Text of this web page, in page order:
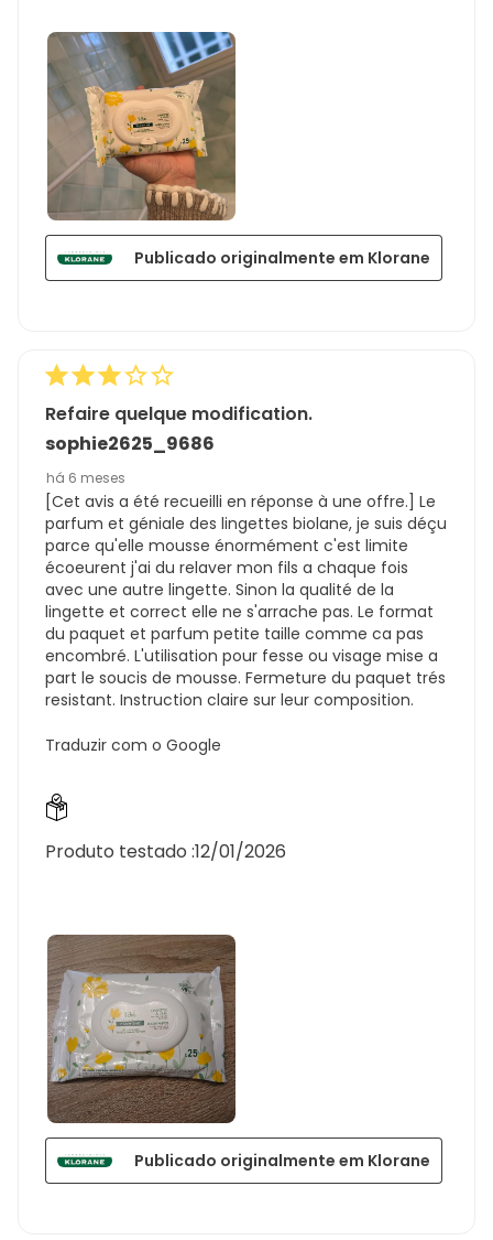
Publicado originalmente em Klorane
Refaire quelque modification.
sophie2625_9686
há 6 meses
[Cet avis a été recueilli en réponse à une offre.] Le
parfum et géniale des lingettes biolane, je suis déçu
parce qu'elle mousse énormément c'est limite
écoeurent j'ai du relaver mon fils a chaque fois
avec une autre lingette. Sinon la qualité de la
lingette et correct elle ne s'arrache pas. Le format
du paquet et parfum petite taille comme ca pas
encombré. L'utilisation pour fesse ou visage mise a
part le soucis de mousse. Fermeture du paquet trés
resistant. Instruction claire sur leur composition.
Traduzir com o Google
Produto testado :12/01/2026
Publicado originalmente em Klorane